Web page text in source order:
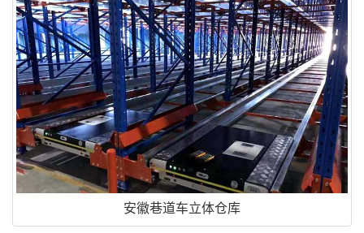
安徽巷道车立体仓库